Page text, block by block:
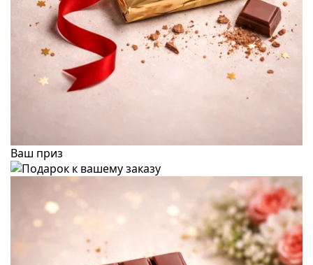
Ваш приз